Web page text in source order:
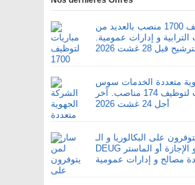
مباريات لتوظيف 1700 منصب بالعديد من
الترابية و إدارات عمومية.
قبل 28 غشت 2026
متعددة الخدمات سوس
ماسة : مباريات لتوظيف 174 مناصب. آخر
أجل 24 غشت 2026
على البكالوريا و الـ
DEUG و الدبلوم و الإجازة أو الماستر